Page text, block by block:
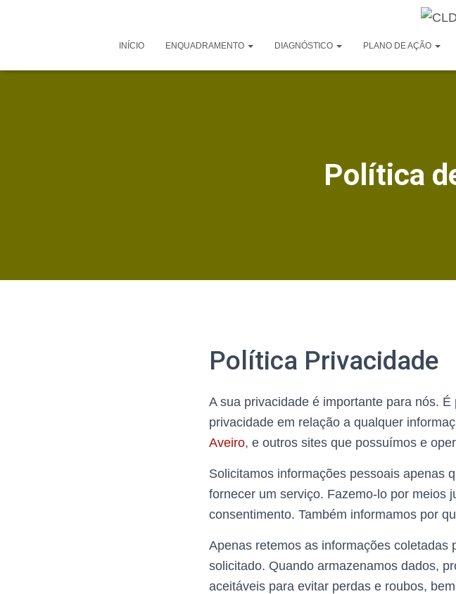
INÍCIO ENQUADRAMENTO DIAGNÓSTICO PLANO DE AÇÃO
Política
Política Privacidade
A sua privacidade é importante para nós.
privacidade em relação a qualquer
Aveiro, e outros sites que possuímos e
Solicitamos informações pessoais apenas
fornecer um serviço. Fazemo-lo por meios
consentimento. Também informamos por
Apenas retemos as informações
solicitado. Quando armazenamos dados,
aceitáveis ​​para evitar perdas e roubos,